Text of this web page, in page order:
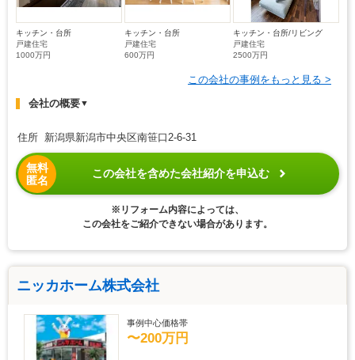
キッチン・台所
戸建住宅
1000万円
キッチン・台所
戸建住宅
600万円
キッチン・台所/リビング
戸建住宅
2500万円
この会社の事例をもっと見る >
会社の概要▼
住所 新潟県新潟市中央区南笹口2-6-31
無料
匿名
この会社を含めた会社紹介を申込む
※リフォーム内容によっては、
この会社をご紹介できない場合があります。
ニッカホーム株式会社
事例中心価格帯
〜200万円